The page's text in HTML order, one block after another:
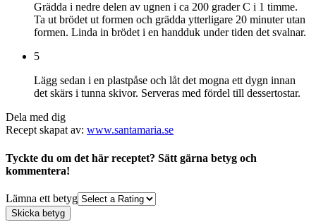
Grädda i nedre delen av ugnen i ca 200 grader C i 1 timme.
Ta ut brödet ut formen och grädda ytterligare 20 minuter utan
formen. Linda in brödet i en handduk under tiden det svalnar.
5
Lägg sedan i en plastpåse och låt det mogna ett dygn innan
det skärs i tunna skivor. Serveras med fördel till dessertostar.
Dela med dig
Recept skapat av: www.santamaria.se
Tyckte du om det här receptet? Sätt gärna betyg och
kommentera!
Lämna ett betyg
Skicka betyg